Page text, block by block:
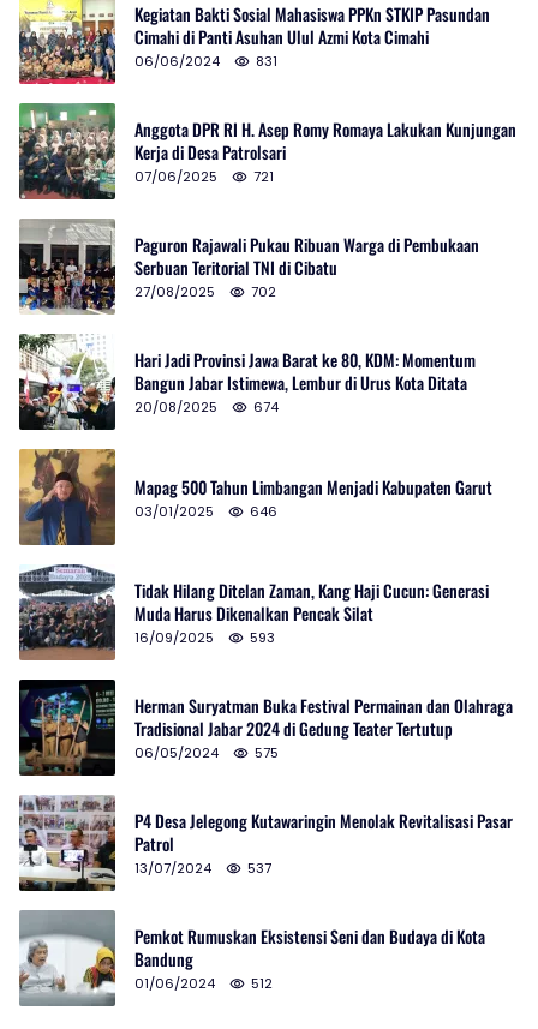
Kegiatan Bakti Sosial Mahasiswa PPKn STKIP Pasundan
Cimahi di Panti Asuhan Ulul Azmi Kota Cimahi
06/06/2024 831
Anggota DPR RI H. Asep Romy Romaya Lakukan Kunjungan
Kerja di Desa Patrolsari
07/06/2025 721
Paguron Rajawali Pukau Ribuan Warga di Pembukaan
Serbuan Teritorial TNI di Cibatu
27/08/2025 702
Hari Jadi Provinsi Jawa Barat ke 80, KDM: Momentum
Bangun Jabar Istimewa, Lembur di Urus Kota Ditata
20/08/2025 674
Mapag 500 Tahun Limbangan Menjadi Kabupaten Garut
03/01/2025 646
Tidak Hilang Ditelan Zaman, Kang Haji Cucun: Generasi
Muda Harus Dikenalkan Pencak Silat
16/09/2025 593
Herman Suryatman Buka Festival Permainan dan Olahraga
Tradisional Jabar 2024 di Gedung Teater Tertutup
06/05/2024 575
P4 Desa Jelegong Kutawaringin Menolak Revitalisasi Pasar
Patrol
13/07/2024 537
Pemkot Rumuskan Eksistensi Seni dan Budaya di Kota
Bandung
01/06/2024 512